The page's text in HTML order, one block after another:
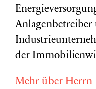
Anlagenbetreiber
der
Mehr über Herrn